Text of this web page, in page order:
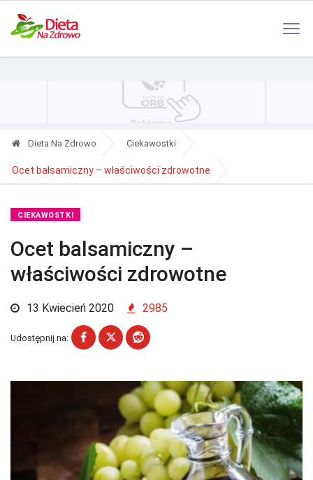
Dieta Na Zdrowo Ciekawostki
Ocet balsamiczny – właściwości zdrowotne
CIEKAWOSTKI
Ocet balsamiczny –
właściwości zdrowotne
13 Kwiecień 2020 2985
Udostępnij na: